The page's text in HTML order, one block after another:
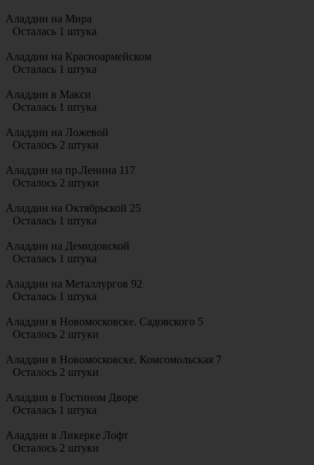
Аладдин на Мира
Осталась 1 штука
Аладдин на Красноармейском
Осталась 1 штука
Аладдин в Макси
Осталась 1 штука
Аладдин на Ложевой
Осталось 2 штуки
Аладдин на пр.Ленина 117
Осталось 2 штуки
Аладдин на Октябрьской 25
Осталась 1 штука
Аладдин на Демидовской
Осталась 1 штука
Аладдин на Металлургов 92
Осталась 1 штука
Аладдин в Новомосковске. Садовского 5
Осталось 2 штуки
Аладдин в Новомосковске. Комсомольская 7
Осталось 2 штуки
Аладдин в Гостином Дворе
Осталась 1 штука
Аладдин в Ликерке Лофт
Осталось 2 штуки